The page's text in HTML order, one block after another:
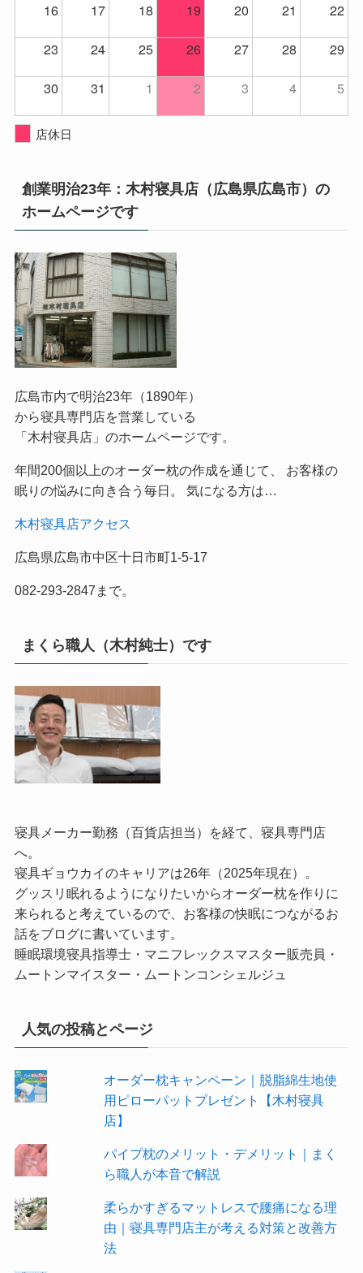
16 17 18 19 20 21
22
23
24 25 26 27 28
29
30
31 1 2 3 4 5
店休日
創業明治23年：木村寝具店（広島県広島市）の
ホームページです
広島市内で明治23年（1890年）
から寝具専門店を営業している
「木村寝具店」のホームページです。
年間200個以上のオーダー枕の作成を通じて、 お客様の
眠りの悩みに向き合う毎日。 気になる方は…
木村寝具店アクセス
広島県広島市中区十日市町1-5-17
082-293-2847まで。
まくら職人（木村純士）です
寝具メーカー勤務（百貨店担当）を経て、寝具専門店
へ。
寝具ギョウカイのキャリアは26年（2025年現在）。
グッスリ眠れるようになりたいからオーダー枕を作りに
来られると考えているので、お客様の快眠につながるお
話をブログに書いています。
睡眠環境寝具指導士・マニフレックスマスター販売員・
ムートンマイスター・ムートンコンシェルジュ
人気の投稿とページ
オーダー枕キャンペーン｜脱脂綿生地使
用ピローパットプレゼント【木村寝具
店】
パイプ枕のメリット・デメリット｜まく
ら職人が本音で解説
柔らかすぎるマットレスで腰痛になる理
由｜寝具専門店主が考える対策と改善方
法